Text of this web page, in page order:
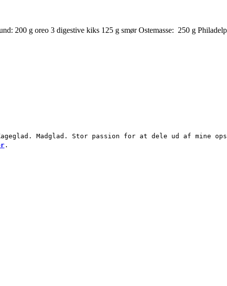
200 g oreo 3 digestive kiks 125 g smør Ostemasse: 250 g
Madglad. Stor passion for at dele ud af mine
.